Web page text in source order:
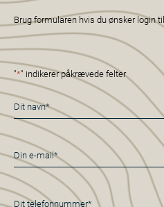
Brug formularen hvis du ønsker login
"*" indikerer påkrævede felter
Navn
*
E-
mail
*
Telefon